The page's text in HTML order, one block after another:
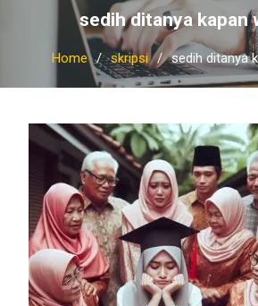
sedih ditanya kapan
Home skripsi sedih ditanya